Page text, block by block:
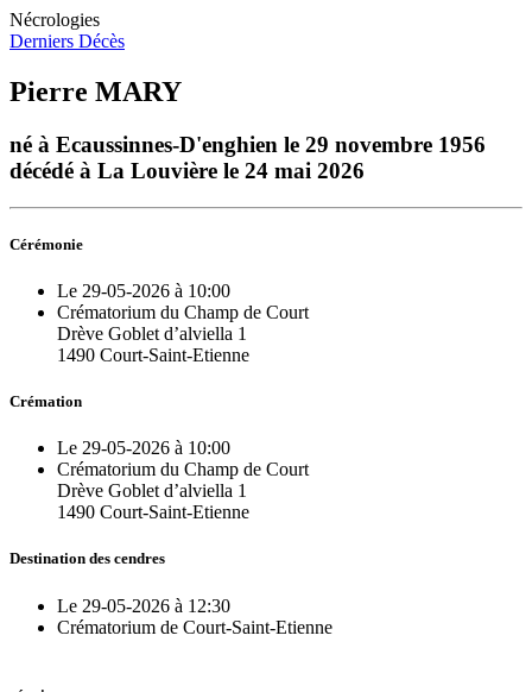
Nécrologies
Derniers Décès
Pierre MARY
né à Ecaussinnes-D'enghien le 29 novembre 1956
décédé à La Louvière le 24 mai 2026
Cérémonie
Le 29-05-2026 à 10:00
Crématorium du Champ de Court
Drève Goblet d’alviella 1
1490 Court-Saint-Etienne
Crémation
Le 29-05-2026 à 10:00
Crématorium du Champ de Court
Drève Goblet d’alviella 1
1490 Court-Saint-Etienne
Destination des cendres
Le 29-05-2026 à 12:30
Crématorium de Court-Saint-Etienne